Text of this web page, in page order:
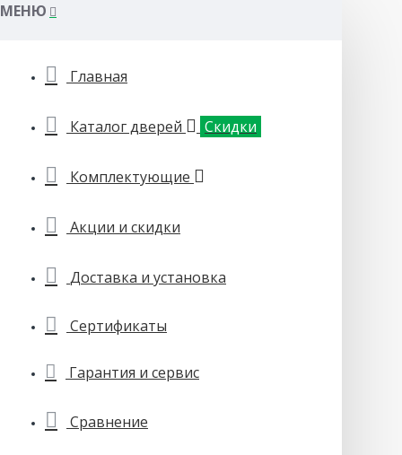
МЕНЮ
Главная
Каталог дверей Скидки
Комплектующие
Акции и скидки
Доставка и установка
Сертификаты
Гарантия и сервис
Сравнение